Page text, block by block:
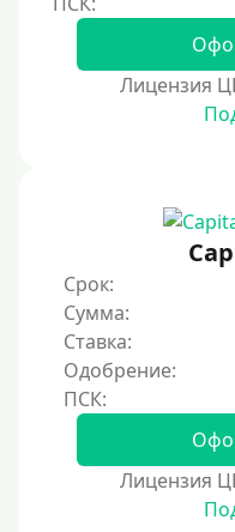
Безработным
Даже бомжам
Без упоминания места
Для граждан других
Для иностранных
Кыргызстане
Для граждан
Для граждан
Для иностранцев,
Для граждан
Для граждан СНГ
Лицензия
Срок:
Сумма:
Ставка:
Одобрение:
Лицензия